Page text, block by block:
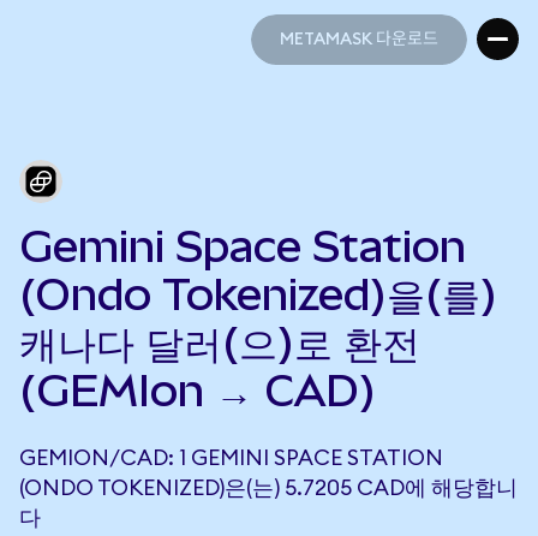
METAMASK 다운로드
Gemini Space Station
(Ondo Tokenized)을(를)
캐나다 달러(으)로 환전
(GEMIon → CAD)
GEMION/CAD: 1 GEMINI SPACE STATION
(ONDO TOKENIZED)은(는) 5.7205 CAD에 해당합니
다